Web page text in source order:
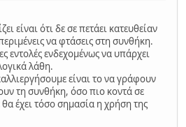
είναι ότι δε σε πετάει κατευθείαν
να φτάσεις στη συνθήκη.
εντολές ενδεχομένως να υπάρχει
λάθη.
είναι το να γράφουν
τη συνθήκη, όσο πιο κοντά σε
θα έχει τόσο σημασία η χρήση της